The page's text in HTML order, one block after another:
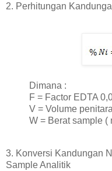
2. Perhitungan
Dimana :
F = Factor EDTA
V = Volume
W = Berat sample (
3. Konversi Kandungan
Sample Analitik